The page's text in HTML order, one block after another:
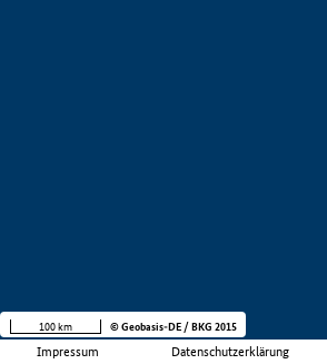
Impressum Datenschutzerklärung
100 km © Geobasis-DE / BKG 2015